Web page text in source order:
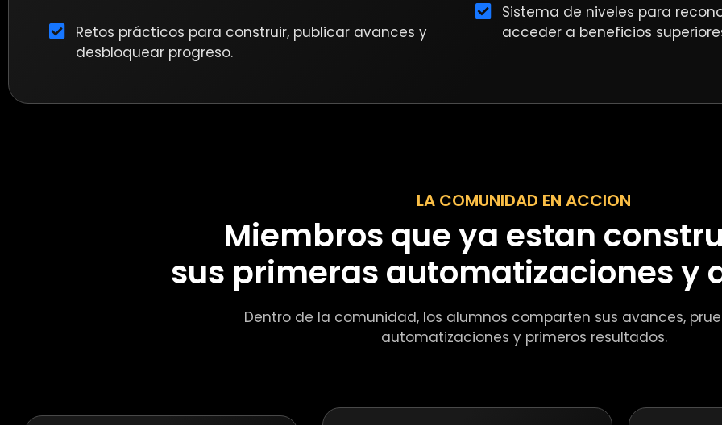
Retos prácticos para construir, publicar avances y
desbloquear progreso.
Sistema de niveles para
acceder a beneficios
LA COMUNIDAD EN ACCION
Miembros que ya estan
sus primeras automatizaciones y
Dentro de la comunidad, los alumnos comparten sus avances,
automatizaciones y primeros resultados.